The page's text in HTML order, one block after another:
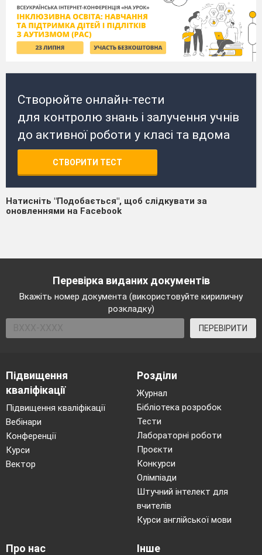
Створюйте онлайн-тести
для контролю знань і залучення учнів
до активної роботи у класі та вдома
СТВОРИТИ ТЕСТ
Натисніть "Подобається", щоб слідкувати за
оновленнями на Facebook
Перевірка виданих документів
Вкажіть номер документа (використовуйте кириличну
розкладку)
ПЕРЕВІРИТИ
Підвищення
кваліфікації
Підвищення кваліфікації
Вебінари
Конференції
Курси
Вектор
Розділи
Журнал
Бібліотека розробок
Тести
Лабораторні роботи
Проєкти
Конкурси
Олімпіади
Штучний інтелект для
вчителів
Курси англійської мови
Про нас Інше